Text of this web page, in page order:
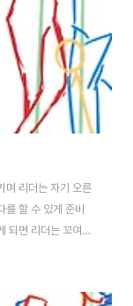
며 리더는 자기 오른
할 수 있게 준비
되면 리더는 꼬여있
다를 진행한다 주
멀어지면 뒷발을 더